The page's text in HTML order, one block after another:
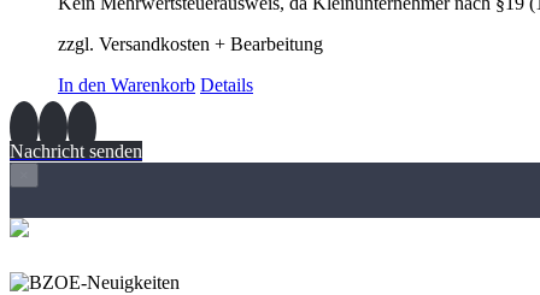
zzgl. Versandkosten + Bearbeitung
In den Warenkorb Details
Nachricht senden